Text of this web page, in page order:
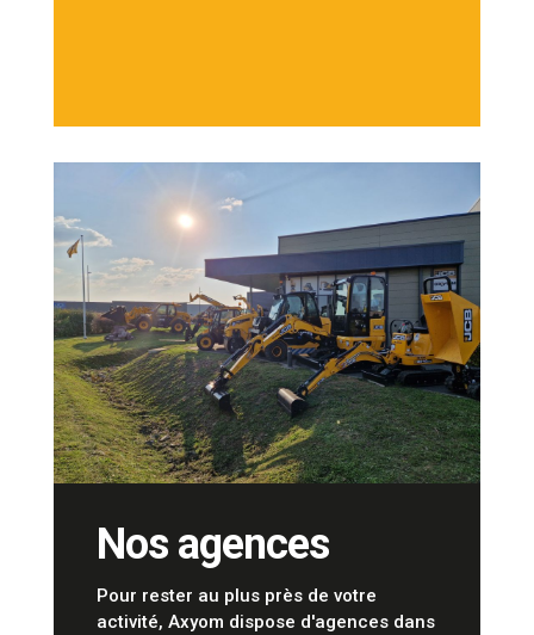
Nos agences
Pour rester au plus près de votre
activité, Axyom dispose d'agences dans